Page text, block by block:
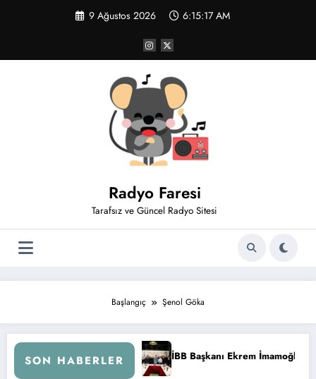
9 Ağustos 2026 6:15:18 AM
Radyo Faresi
Tarafsız ve Güncel Radyo Sitesi
Başlangıç Şenol Göka
SON HABERLER
Radyocular ile Buluştu İstanbul’da Radyo